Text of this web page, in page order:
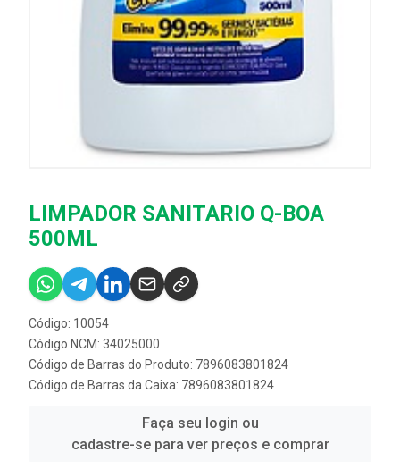
LIMPADOR SANITARIO Q-BOA
500ML
Código: 10054
Código NCM: 34025000
Código de Barras do Produto: 7896083801824
Código de Barras da Caixa: 7896083801824
Faça seu login ou
cadastre-se para ver preços e comprar